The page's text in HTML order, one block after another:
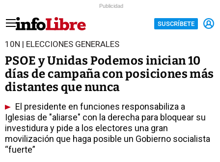
Publicidad
SUSCRÍBETE
10N | ELECCIONES GENERALES
PSOE y Unidas Podemos inician 10
días de campaña con posiciones más
distantes que nunca
El presidente en funciones responsabiliza a
Iglesias de "aliarse" con la derecha para bloquear su
investidura y pide a los electores una gran
movilización que haga posible un Gobierno socialista
“fuerte”